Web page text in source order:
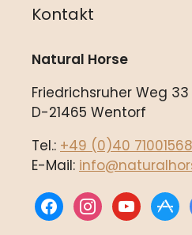
Kontakt
Natural Horse
Friedrichsruher Weg 33
D-21465 Wentorf
Tel.: +49 (0)40 71001568
E-Mail:
facebookinstagramyoutube